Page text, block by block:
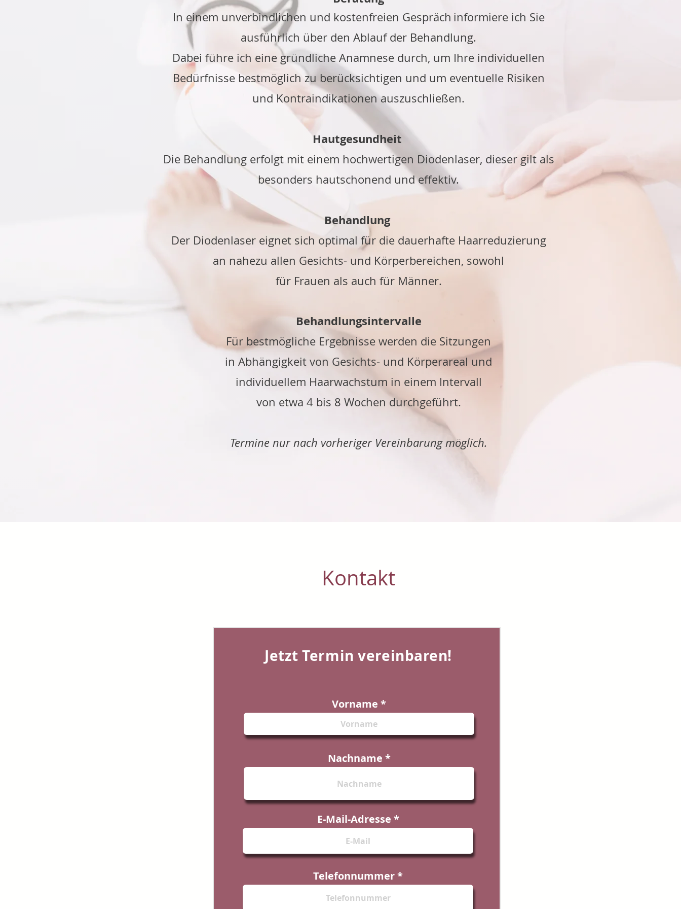
In einem unverbindlichen und kostenfreien Gespräch informiere ich Sie
ausführlich über den Ablauf der Behandlung.
Dabei führe ich eine gründliche Anamnese durch, um Ihre individuellen
Bedürfnisse bestmöglich zu berücksichtigen und um eventuelle Risiken
und Kontraindikationen auszuschließen.
Hautgesundheit
Die Behandlung erfolgt mit einem hochwertigen Diodenlaser, dieser gilt als
besonders hautschonend und effektiv.
Behandlung
Der Diodenlaser eignet sich optimal für die dauerhafte Haarreduzierung
an nahezu allen Gesichts- und Körperbereichen, sowohl
für Frauen als auch für Männer.
Behandlungsintervalle
Für bestmögliche Ergebnisse werden die Sitzungen
in Abhängigkeit von Gesichts- und Körperareal und
individuellem Haarwachstum in einem Intervall
von etwa 4 bis 8 Wochen durchgeführt.
Termine nur nach vorheriger Vereinbarung möglich.
Kontakt
Jetzt Termin vereinbaren!
Vorname
Nachname
E-Mail-Adresse
Telefonnummer